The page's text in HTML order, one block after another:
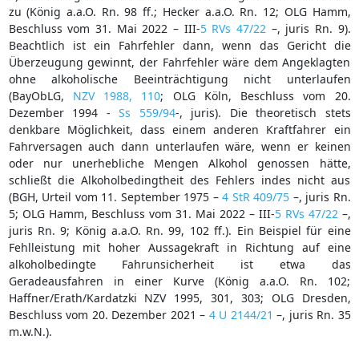
zu (König a.a.O. Rn. 98 ff.; Hecker a.a.O. Rn. 12; OLG Hamm,
Beschluss vom 31. Mai 2022 – III-5 RVs 47/22 –, juris Rn. 9).
Beachtlich ist ein Fahrfehler dann, wenn das Gericht die
Überzeugung gewinnt, der Fahrfehler wäre dem Angeklagten
ohne alkoholische Beeinträchtigung nicht unterlaufen
(BayObLG, NZV 1988, 110; OLG Köln, Beschluss vom 20.
Dezember 1994 - Ss 559/94-, juris). Die theoretisch stets
denkbare Möglichkeit, dass einem anderen Kraftfahrer ein
Fahrversagen auch dann unterlaufen wäre, wenn er keinen
oder nur unerhebliche Mengen Alkohol genossen hätte,
schließt die Alkoholbedingtheit des Fehlers indes nicht aus
(BGH, Urteil vom 11. September 1975 – 4 StR 409/75 –, juris Rn.
5; OLG Hamm, Beschluss vom 31. Mai 2022 – III-5 RVs 47/22 –,
juris Rn. 9; König a.a.O. Rn. 99, 102 ff.). Ein Beispiel für eine
Fehlleistung mit hoher Aussagekraft in Richtung auf eine
alkoholbedingte Fahrunsicherheit ist etwa das
Geradeausfahren in einer Kurve (König a.a.O. Rn. 102;
Haffner/Erath/Kardatzki NZV 1995, 301, 303; OLG Dresden,
Beschluss vom 20. Dezember 2021 – 4 U 2144/21 –, juris Rn. 35
m.w.N.).